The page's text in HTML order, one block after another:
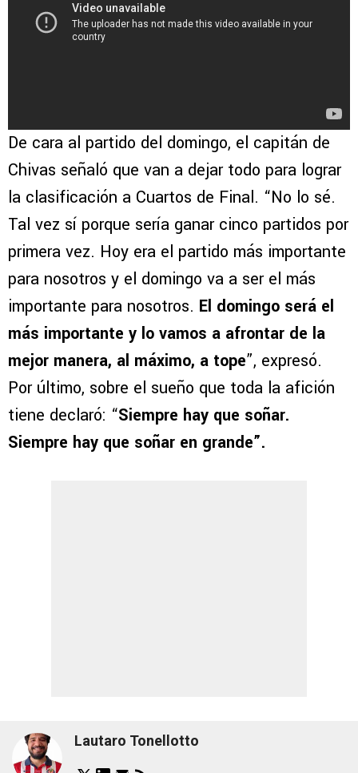
De cara al partido del domingo, el capitán de
Chivas señaló que van a dejar todo para lograr
la clasificación a Cuartos de Final. “No lo sé.
Tal vez sí porque sería ganar cinco partidos por
primera vez. Hoy era el partido más importante
para nosotros y el domingo va a ser el más
importante para nosotros. El domingo será el
más importante y lo vamos a afrontar de la
mejor manera, al máximo, a tope”, expresó.
Por último, sobre el sueño que toda la afición
tiene declaró: “Siempre hay que soñar.
Siempre hay que soñar en grande”.
Lautaro Tonellotto